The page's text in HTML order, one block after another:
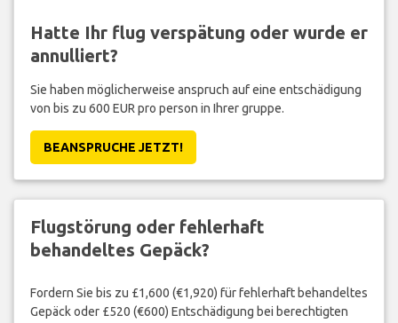
Hatte Ihr flug verspätung oder wurde er
annulliert?
Sie haben möglicherweise anspruch auf eine entschädigung
von bis zu 600 EUR pro person in Ihrer gruppe.
BEANSPRUCHE JETZT!
Flugstörung oder fehlerhaft
behandeltes Gepäck?
Fordern Sie bis zu £1,600 (€1,920) für fehlerhaft behandeltes
Gepäck oder £520 (€600) Entschädigung bei berechtigten